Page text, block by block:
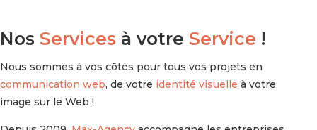
Nos Services à votre Service !
Nous sommes à vos côtés pour tous vos projets en
communication web, de votre identité visuelle à votre
image sur le Web !